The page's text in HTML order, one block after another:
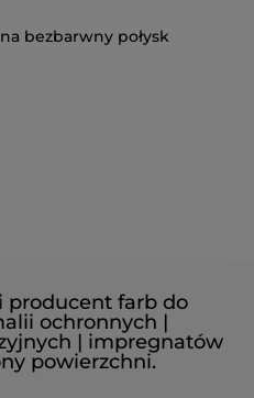
bezbarwny połysk
producent farb do
ochronnych |
| impregnatów
powierzchni.